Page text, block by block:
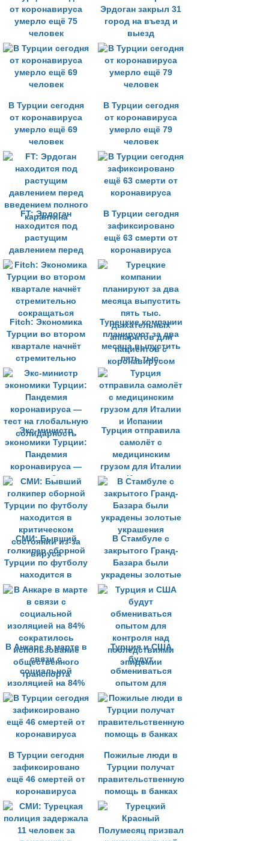
от коронавируса
умерло ещё 75
человек
Эрдоган закрыл 31
город на въезд и
выезд
В Турции сегодня
от коронавируса
умерло ещё 69
человек
В Турции сегодня
от коронавируса
умерло ещё 79
человек
FT: Эрдоган
находится под
растущим
давлением перед
введением полного
карантина
В Турции сегодня
зафиксировано
ещё 63 смерти от
коронавируса
Fitch: Экономика
Турции во втором
квартале начнёт
стремительно
сокращаться
Турецкие компании
планируют за два
месяца выпустить
пять тыс.
дыхательных
аппаратов для
пациентов с
коронавирусом
Экс-министр
экономики Турции:
Пандемия
коронавируса —
тест на глобальную
солидарность
Турция отправила
самолёт с
медицинским
грузом для Италии
и Испании
СМИ: Бывший
голкипер сборной
Турции по футболу
находится в
критическом
состоянии из-за
вируса
В Стамбуле с
закрытого Гранд-
Базара были
украдены золотые
украшения
В Анкаре в марте в
связи с
социальной
изоляцией на 84%
сократилось
использование
общественного
транспорта
Турция и США
будут
обмениваться
опытом для
контроля над
последствиями
эпидемии
В Турции сегодня
зафиксировано
ещё 46 смертей от
коронавируса
Пожилые люди в
Турции получат
правительственную
помощь в банках